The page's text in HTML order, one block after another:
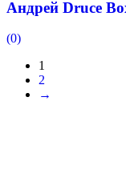
Андрей Druce
(0)
1
2
→